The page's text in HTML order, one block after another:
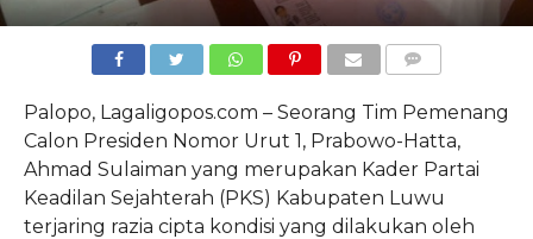
Palopo, Lagaligopos.com – Seorang Tim Pemenang
Calon Presiden Nomor Urut 1, Prabowo-Hatta,
Ahmad Sulaiman yang merupakan Kader Partai
Keadilan Sejahterah (PKS) Kabupaten Luwu
terjaring razia cipta kondisi yang dilakukan oleh